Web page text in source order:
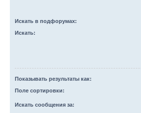
Искать в подфорумах:
Искать:
Показывать результаты как:
Поле сортировки:
Искать сообщения за: